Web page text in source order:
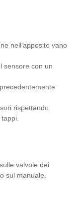
nell'apposito vano
sensore con un
rispettando
valvole dei
sul manuale.